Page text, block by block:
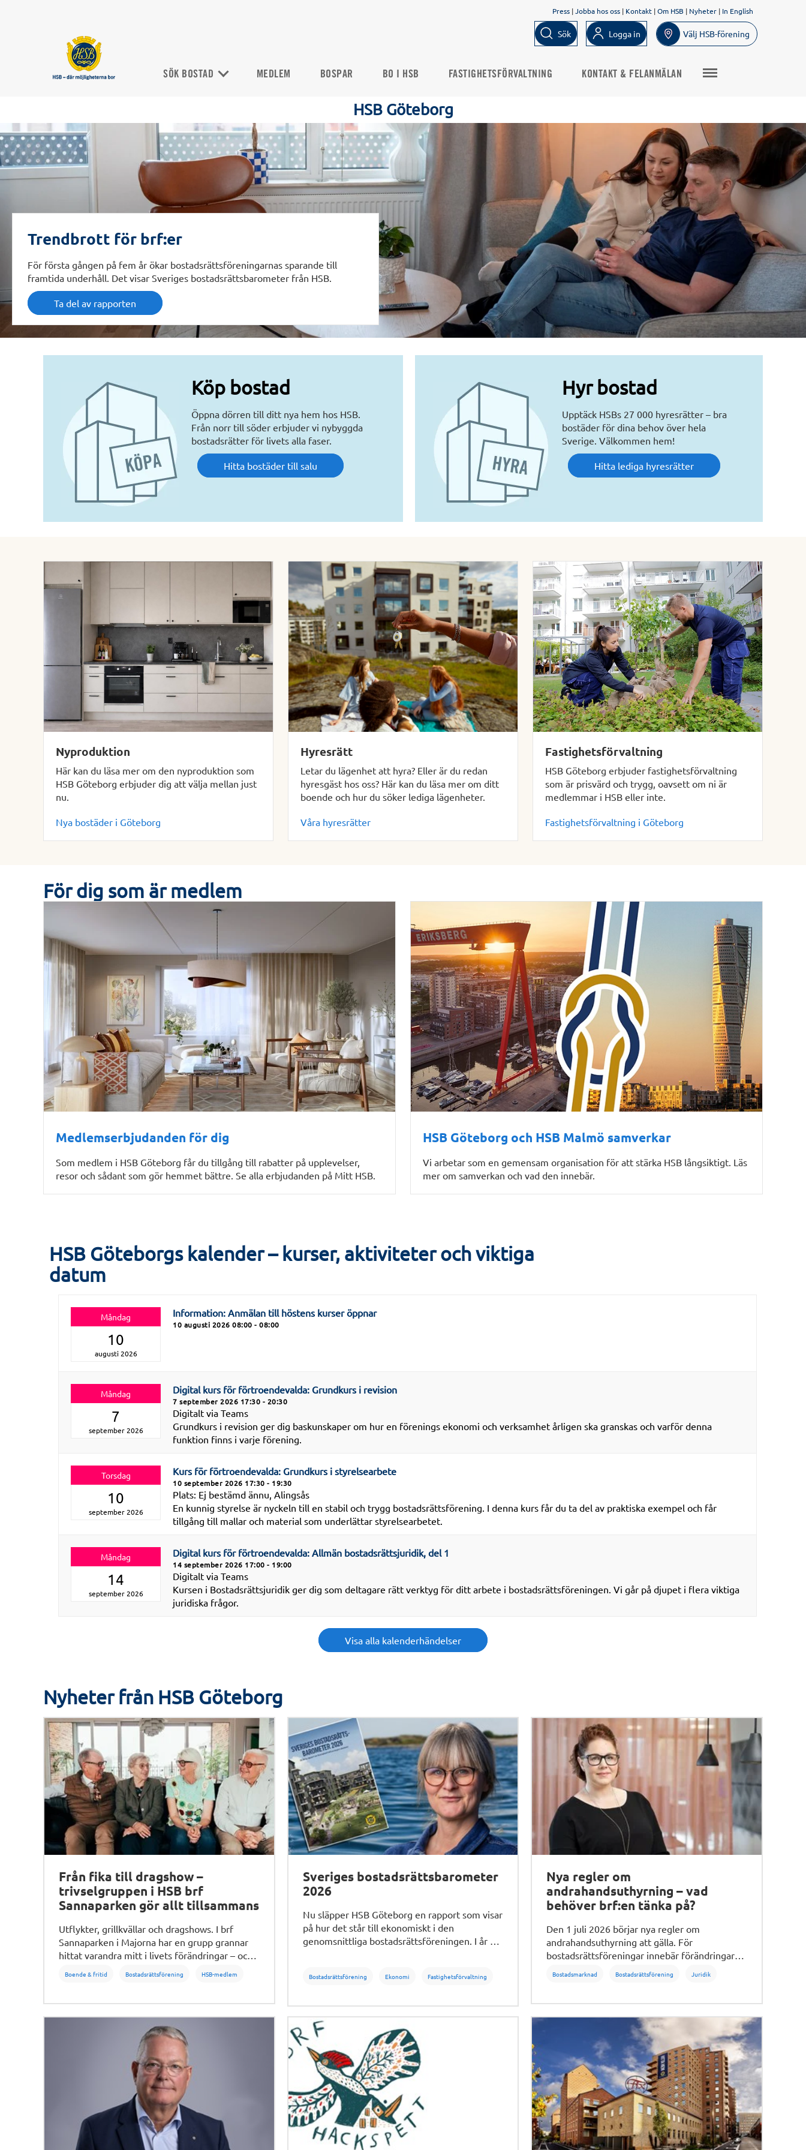
Press |Jobba hos oss | Kontakt |Om HSB | Nyheter | In English
Sök Logga in Välj HSB-förening
SÖK BOSTAD MEDLEM BOSPAR BO I HSB FASTIGHETSFÖRVALTNING KONTAKT & FELANMÄLAN
HSB Göteborg
Trendbrott för brf:er
För första gången på fem år ökar bostadsrättsföreningarnas sparande till
framtida underhåll. Det visar Sveriges bostadsrättsbarometer från HSB.
Ta del av rapporten
Köp bostad
Öppna dörren till ditt nya hem hos HSB.
Från norr till söder erbjuder vi nybyggda
bostadsrätter för livets alla faser.
Hitta bostäder till salu
Hyr bostad
Upptäck HSBs 27 000 hyresrätter – bra
bostäder för dina behov över hela
Sverige. Välkommen hem!
Hitta lediga hyresrätter
Nyproduktion
Här kan du läsa mer om den nyproduktion som
HSB Göteborg erbjuder dig att välja mellan just
nu.
Nya bostäder i Göteborg
Hyresrätt
Letar du lägenhet att hyra? Eller är du redan
hyresgäst hos oss? Här kan du läsa mer om ditt
boende och hur du söker lediga lägenheter.
Våra hyresrätter
Fastighetsförvaltning
HSB Göteborg erbjuder fastighetsförvaltning
som är prisvärd och trygg, oavsett om ni är
medlemmar i HSB eller inte.
Fastighetsförvaltning i Göteborg
För dig som är medlem
Medlemserbjudanden för dig
Som medlem i HSB Göteborg får du tillgång till rabatter på upplevelser,
resor och sådant som gör hemmet bättre. Se alla erbjudanden på Mitt HSB.
HSB Göteborg och HSB Malmö samverkar
Vi arbetar som en gemensam organisation för att stärka HSB långsiktigt. Läs
mer om samverkan och vad den innebär.
HSB Göteborgs kalender – kurser, aktiviteter och viktiga
datum
Måndag
10
augusti 2026
Information: Anmälan till höstens kurser öppnar
10 augusti 2026 08:00 - 08:00
Måndag
7
september 2026
Digital kurs för förtroendevalda: Grundkurs i revision
7 september 2026 17:30 - 20:30
Digitalt via Teams
Grundkurs i revision ger dig baskunskaper om hur en förenings ekonomi och verksamhet årligen ska granskas och varför denna
funktion finns i varje förening.
Torsdag
10
september 2026
Kurs för förtroendevalda: Grundkurs i styrelsearbete
10 september 2026 17:30 - 19:30
Plats: Ej bestämd ännu, Alingsås
En kunnig styrelse är nyckeln till en stabil och trygg bostadsrättsförening. I denna kurs får du ta del av praktiska exempel och får
tillgång till mallar och material som underlättar styrelsearbetet.
Måndag
14
september 2026
Digital kurs för förtroendevalda: Allmän bostadsrättsjuridik, del 1
14 september 2026 17:00 - 19:00
Digitalt via Teams
Kursen i Bostadsrättsjuridik ger dig som deltagare rätt verktyg för ditt arbete i bostadsrättsföreningen. Vi går på djupet i flera viktiga
juridiska frågor.
Visa alla kalenderhändelser
Nyheter från HSB Göteborg
Från fika till dragshow –
trivselgruppen i HSB brf
Sannaparken gör allt tillsammans
Utflykter, grillkvällar och dragshows. I brf
Sannaparken i Majorna har en grupp grannar
hittat varandra mitt i livets förändringar – och
oavsett var man befinner sig i livet. ”Ett enkelt
värdefullt”, säger Thomas Björk Eriksson.
Boende & fritid Bostadsrättsförening HSB-medlem
Sveriges bostadsrättsbarometer
2026
Nu släpper HSB Göteborg en rapport som visar
på hur det står till ekonomiskt i den
genomsnittliga bostadsrättsföreningen. I år är
Bostadsrättsförening Ekonomi Fastighetsförvaltning
Nya regler om
andrahandsuthyrning – vad
behöver brf:en tänka på?
Den 1 juli 2026 börjar nya regler om
andrahandsuthyrning att gälla. För
bostadsrättsföreningar innebär förändringarna
fall kan godtas under längre tid än tidigare.
andrahandsuthyrning i stort sett desamma
som tidigare. Vi bad Andrea Gordon, jurist på
HSB Göteborg, reda ut vad de nya reglerna
innebär i praktiken för bostadsrättsföreningar.
Bostadsmarknad Bostadsrättsförening Juridik